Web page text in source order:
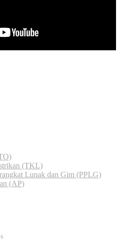
(TKL)
Lunak dan Gim (PPLG)
(AP)